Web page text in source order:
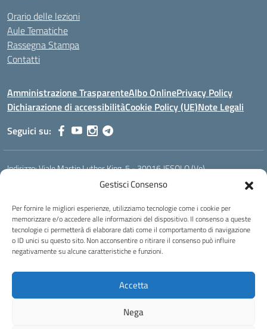
Gestisci Consenso
Per fornire le migliori esperienze, utilizziamo tecnologie come i cookie per
memorizzare e/o accedere alle informazioni del dispositivo. Il consenso a queste
tecnologie ci permetterà di elaborare dati come il comportamento di navigazione
o ID unici su questo sito. Non acconsentire o ritirare il consenso può influire
negativamente su alcune caratteristiche e funzioni.
Accetta
Nega
Orario delle lezioni
Aule Tematiche
Rassegna Stampa
Contatti
Amministrazione TrasparenteAlbo OnlinePrivacy Policy
Dichiarazione di accessibilitàCookie Policy (UE)Note Legali
Seguici su:
Indirizzo:Viale Martin Luther King, 5 - 30016 JESOLO (Ve)
Email:verh020008@istruzione.it
Codice fiscale: 93023530277
Codice meccanografico:VERH020008
Codice Indice delle Pubbliche Amministrazioni (IPA): istsc_verh020008
Codice unico di fatturazione (CUF): UFBI5A
Istituto professionale di Stato per l'enogastronomia e l'ospitalità
IPSEOA - ''Elena Cornaro"